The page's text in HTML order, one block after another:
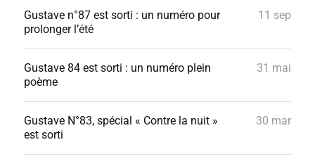
Gustave n°87 est sorti : un numéro pour
prolonger l’été
11 sep
Gustave 84 est sorti : un numéro plein
poème
31 mai
Gustave N°83, spécial « Contre la nuit »
est sorti
30 mar